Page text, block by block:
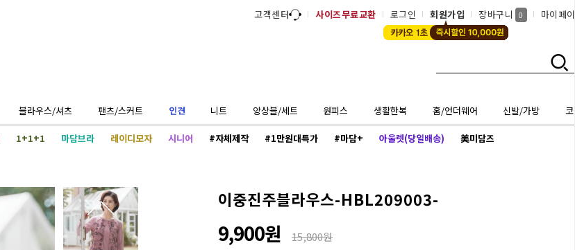
고객센터 사이즈무료교환 로그인 회원가입 장바구니 0 마이페
블라우스/셔츠 팬츠/스커트 인견 니트 앙상블/세트 원피스 생활한복 홈/언더웨어 신발/가방
1+1+1 마담브라 레이디모자 시니어 #자체제작 #1만원대특가 #마담+ 아울렛(당일배송) 美미담즈
이중진주블라우스-HBL209003-
9,900원 15,800원